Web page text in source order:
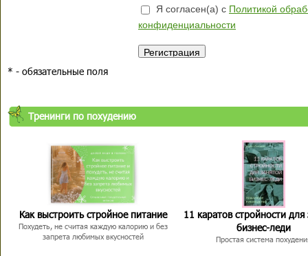
Я согласен(а) с Политикой
конфиденциальности
* - обязательные поля
Тренинги по похудению
Как выстроить стройное питание
Похудеть, не считая каждую калорию и без
запрета любимых вкусностей
11 каратов стройности для
бизнес-леди
Простая система